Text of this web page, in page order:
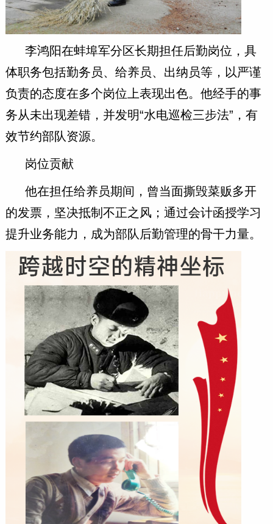
李鸿阳在蚌埠军分区长期担任后勤岗位，具
体职务包括勤务员、给养员、出纳员等，以严谨
负责的态度在多个岗位上表现出色。他经手的事
务从未出现差错，并发明“水电巡检三步法”，有
效节约部队资源。 ‌
岗位贡献
他在担任给养员期间，曾当面撕毁菜贩多开
的发票，坚决抵制不正之风；通过会计函授学习
提升业务能力，成为部队后勤管理的骨干力量。 ‌